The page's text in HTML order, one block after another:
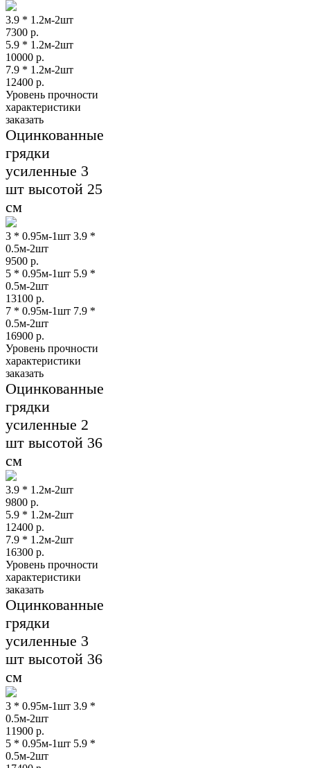
3.9 * 1.2м-2шт
7300 р.
5.9 * 1.2м-2шт
10000 р.
7.9 * 1.2м-2шт
12400 р.
Уровень прочности
характеристики
заказать
Оцинкованные
грядки
усиленные 3
шт высотой 25
см
3 * 0.95м-1шт 3.9 *
0.5м-2шт
9500 р.
5 * 0.95м-1шт 5.9 *
0.5м-2шт
13100 р.
7 * 0.95м-1шт 7.9 *
0.5м-2шт
16900 р.
Уровень прочности
характеристики
заказать
Оцинкованные
грядки
усиленные 2
шт высотой 36
см
3.9 * 1.2м-2шт
9800 р.
5.9 * 1.2м-2шт
12400 р.
7.9 * 1.2м-2шт
16300 р.
Уровень прочности
характеристики
заказать
Оцинкованные
грядки
усиленные 3
шт высотой 36
см
3 * 0.95м-1шт 3.9 *
0.5м-2шт
11900 р.
5 * 0.95м-1шт 5.9 *
0.5м-2шт